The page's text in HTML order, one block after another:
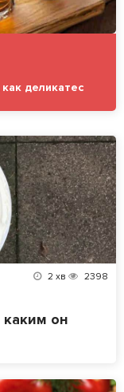
деликатес
2 хв
2398
каким он